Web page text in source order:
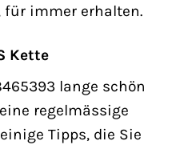
für immer erhalten.
Kette
lange schön
regelmässige
Tipps, die Sie